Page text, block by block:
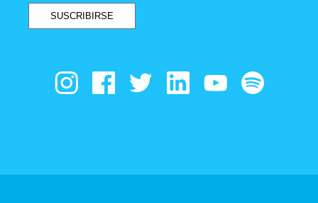
SUSCRIBIRSE